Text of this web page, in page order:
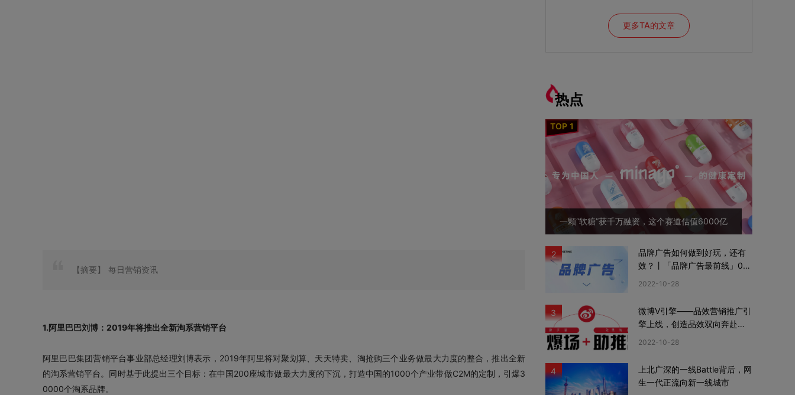
【摘要】 每日营销资讯
1.阿里巴巴刘博：2019年将推出全新淘系营销平台
阿里巴巴集团营销平台事业部总经理刘博表示，2019年阿里将对聚划算、天天特卖、淘抢购三个业务做最大力度的整合，推出全新
的淘系营销平台。同时基于此提出三个目标：在中国200座城市做最大力度的下沉，打造中国的1000个产业带做C2M的定制，引爆3
0000个淘系品牌。
更多TA的文章
热点
一颗“软糖”获千万融资，这个赛道估值6000亿
2
品牌广告如何做到好玩，还有
效？丨「品牌广告最前线」02
2022-10-28
3
微博V引擎——品效营销推广引
擎上线，创造品效双向奔赴新
2022-10-28
4
上北广深的一线Battle背后，网
生一代正流向新一线城市